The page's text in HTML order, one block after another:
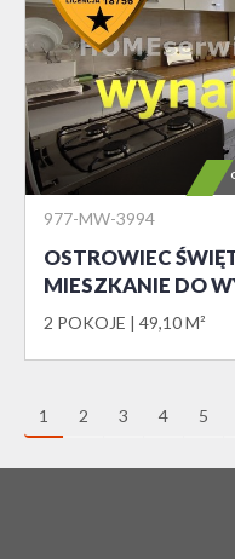
977-MW-3994
OSTROWIEC
MIESZKANIE DO
2 POKOJE 49,10 M²
1 2 3 4 5